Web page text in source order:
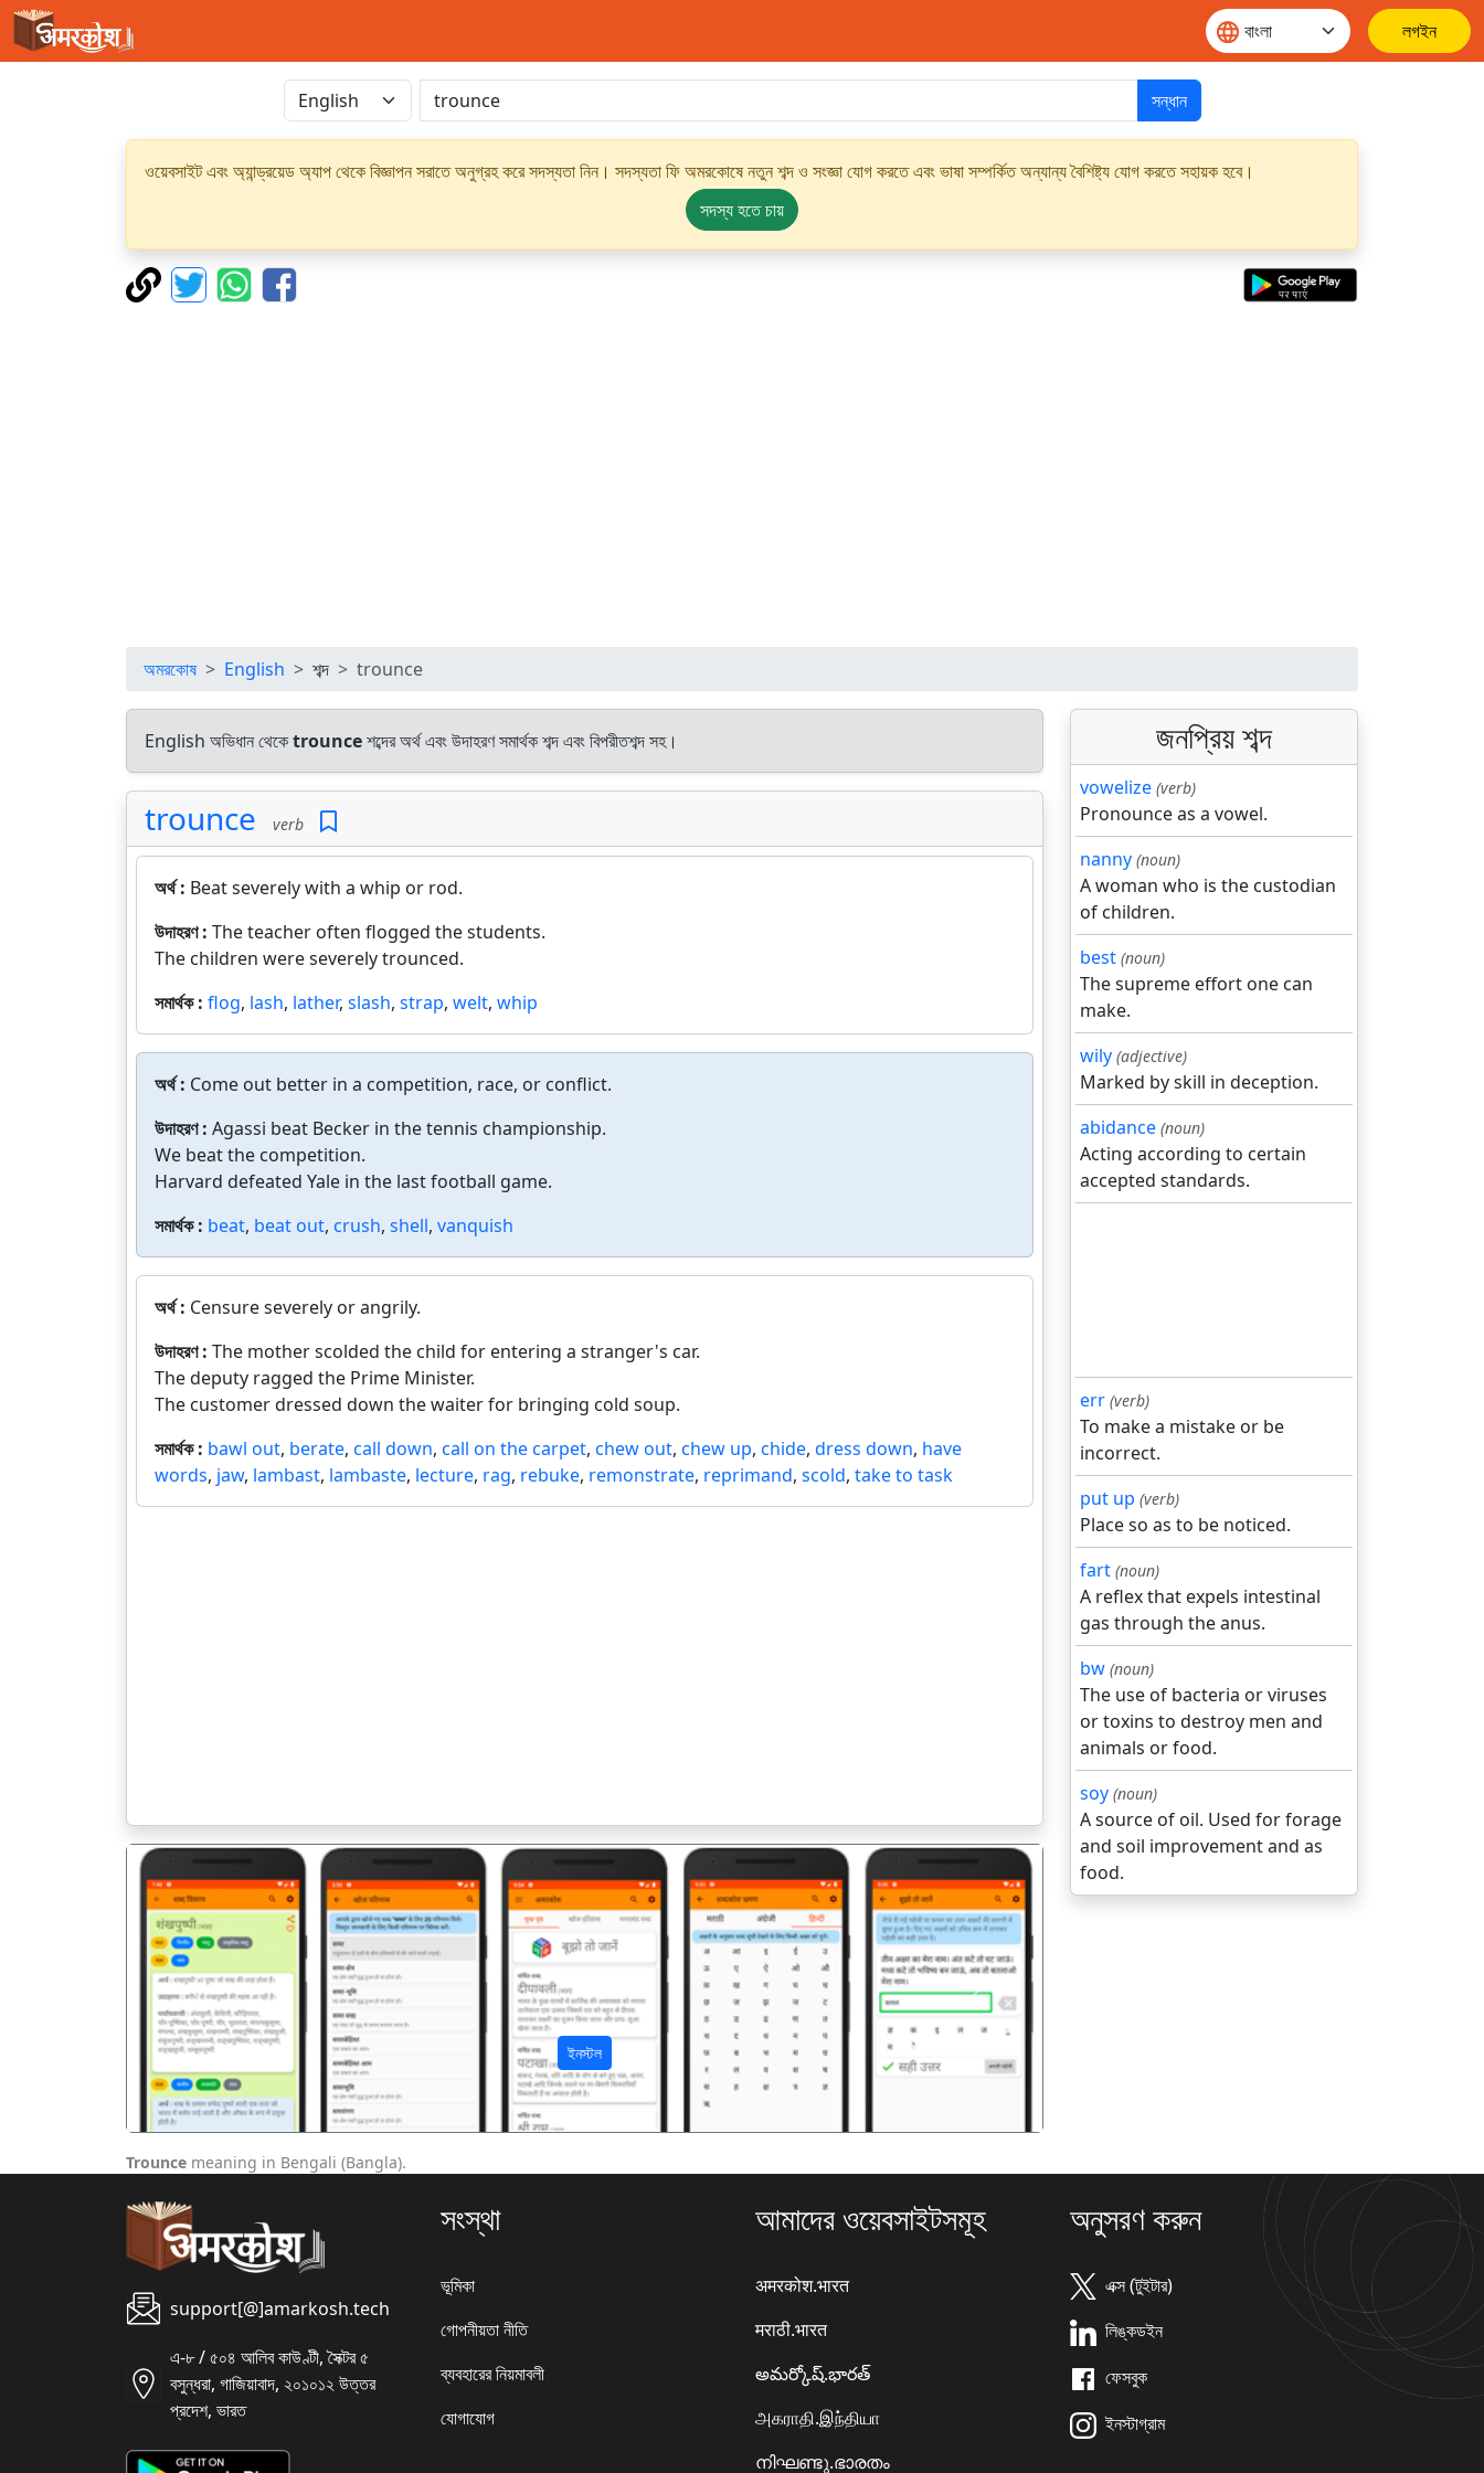
লগইন
সন্ধান
ওয়েবসাইট এবং অ্যান্ড্রয়েড অ্যাপ থেকে বিজ্ঞাপন সরাতে অনুগ্রহ করে সদস্যতা নিন। সদস্যতা ফি অমরকোষে নতুন শব্দ ও সংজ্ঞা যোগ করতে এবং ভাষা সম্পর্কিত অন্যান্য বৈশিষ্ট্য যোগ করতে সহায়ক হবে।
সদস্য হতে চায়
অমরকোষ English শব্দ trounce
English অভিধান থেকেtrounceশব্দের অর্থ এবং উদাহরণ সমার্থক শব্দ এবং বিপরীতশব্দ সহ।
trounce verb
অর্থ : Beat severely with a whip or rod.
উদাহরণ : The teacher often flogged the students.
The children were severely trounced.
সমার্থক : flog, lash, lather, slash, strap, welt, whip
অর্থ : Come out better in a competition, race, or conflict.
উদাহরণ : Agassi beat Becker in the tennis championship.
We beat the competition.
Harvard defeated Yale in the last football game.
সমার্থক : beat, beat out, crush, shell, vanquish
অর্থ : Censure severely or angrily.
উদাহরণ : The mother scolded the child for entering a stranger's car.
The deputy ragged the Prime Minister.
The customer dressed down the waiter for bringing cold soup.
সমার্থক : bawl out, berate, call down, call on the carpet, chew out, chew up, chide, dress down, have
words, jaw, lambast, lambaste, lecture, rag, rebuke, remonstrate, reprimand, scold, take to task
ইনস্টল
पिछला अगला
জনপ্রিয় শব্দ
vowelize (verb)
Pronounce as a vowel.
nanny (noun)
A woman who is the custodian
of children.
best (noun)
The supreme effort one can
make.
wily (adjective)
Marked by skill in deception.
abidance (noun)
Acting according to certain
accepted standards.
err (verb)
To make a mistake or be
incorrect.
put up (verb)
Place so as to be noticed.
fart (noun)
A reflex that expels intestinal
gas through the anus.
bw (noun)
The use of bacteria or viruses
or toxins to destroy men and
animals or food.
soy (noun)
A source of oil. Used for forage
and soil improvement and as
food.
Trounce meaning in Bengali (Bangla).
support[@]amarkosh.tech
এ-৮ / ৫০৪ আলিব কাউণ্টী, সৈক্টর ৫
বসুন্ধরা, গাজিয়াবাদ, ২০১০১২ উত্তর
প্রদেশ, ভারত
সংস্থা
ভূমিকা
গোপনীয়তা নীতি
ব্যবহারের নিয়মাবলী
যোগাযোগ
আমাদের ওয়েবসাইটসমূহ
अमरकोश.भारत
मराठी.भारत
అమర్కోష్.భారత్
அகராதி.இந்தியா
നിഘണ്ടു.ഭാരതം
অনুসরণ করুন
এক্স (টুইটার)
লিঙ্কডইন
ফেসবুক
ইনস্টাগ্রাম